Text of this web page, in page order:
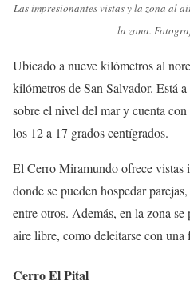
Las impresionantes vistas y la zona al
la zona.
Ubicado a nueve kilómetros al
kilómetros de San Salvador. Está
sobre el nivel del mar y cuenta
los 12 a 17 grados centígrados.
El Cerro Miramundo ofrece vistas
donde se pueden hospedar
entre otros. Además, en la zona
aire libre, como deleitarse con
Cerro El Pital